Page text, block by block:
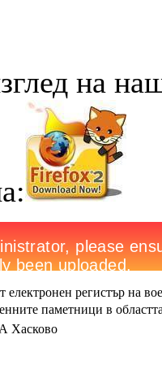
на
електронен регистър на
паметници в
Хасково